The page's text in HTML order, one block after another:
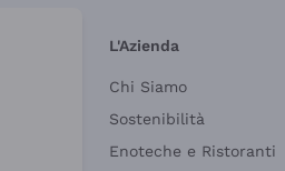
L'Azienda
Chi Siamo
Sostenibilità
Enoteche e Ristoranti